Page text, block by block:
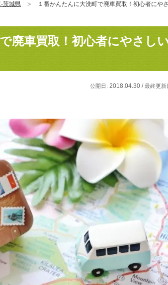
茨城県 １番かんたんに大洗町で廃車買取！初心者にや
廃車買取！初心者にやさし
公開日: 2018.04.30 /最終更新